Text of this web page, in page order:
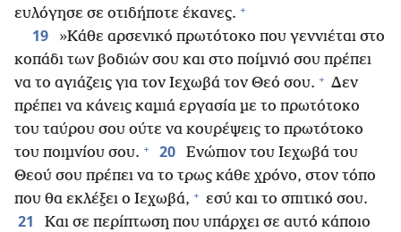
ευλόγησε σε οτιδήποτε έκανες. +
19
»Κάθε αρσενικό πρωτότοκο που γεννιέται στο
κοπάδι των βοδιών σου και στο ποίμνιό σου πρέπει
να το αγιάζεις για τον Ιεχωβά τον Θεό σου. + Δεν
πρέπει να κάνεις καμιά εργασία με το πρωτότοκο
του ταύρου σου ούτε να κουρέψεις το πρωτότοκο
του ποιμνίου σου. + 20
Ενώπιον του Ιεχωβά του
Θεού σου πρέπει να το τρως κάθε χρόνο, στον τόπο
που θα εκλέξει ο Ιεχωβά, + εσύ και το σπιτικό σου.
21
Και σε περίπτωση που υπάρχει σε αυτό κάποιο